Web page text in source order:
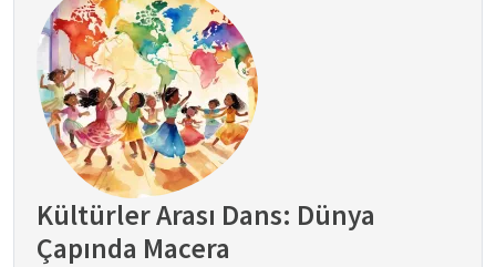
Kültürler Arası Dans: Dünya
Çapında Macera